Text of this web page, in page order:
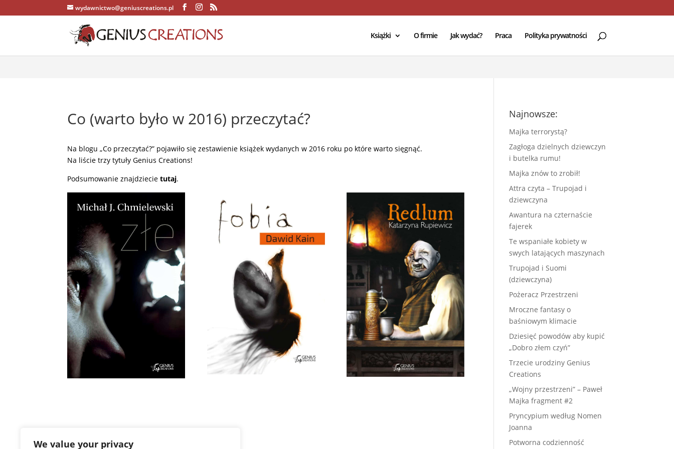
We value your privacy
Warning: Constant WP_CACHE already defined in/home/zenstrona/domains/geniuscreations.pl/public_html/wp-config.phpon line94
wydawnictwo@geniuscreations.pl
Książki O firmie Jak wydać? Praca Polityka prywatności
Co (warto było w 2016) przeczytać?
Na blogu „Co przeczytać?” pojawiło się zestawienie książek wydanych w 2016 roku po które warto sięgnąć.
Na liście trzy tytuły Genius Creations!
Podsumowanie znajdziecietutaj.
Najnowsze:
Majka terrorystą?
Zagłoga dzielnych dziewczyn
i butelka rumu!
Majka znów to zrobił!
Attra czyta – Trupojad i
dziewczyna
Awantura na czternaście
fajerek
Te wspaniałe kobiety w
swych latających maszynach
Trupojad i Suomi
(dziewczyna)
Pożeracz Przestrzeni
Mroczne fantasy o
baśniowym klimacie
Dziesięć powodów aby kupić
„Dobro złem czyń”
Trzecie urodziny Genius
Creations
„Wojny przestrzeni” – Paweł
Majka fragment #2
Pryncypium według Nomen
Joanna
Potworna codzienność